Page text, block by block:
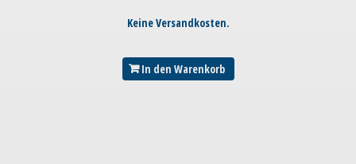
Keine Versandkosten.
In den Warenkorb